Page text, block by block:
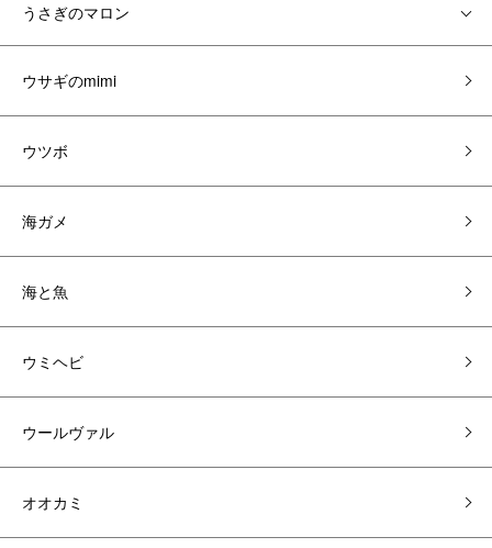
うさぎのマロン
ウサギのmimi
ウツボ
海ガメ
海と魚
ウミヘビ
ウールヴァル
オオカミ